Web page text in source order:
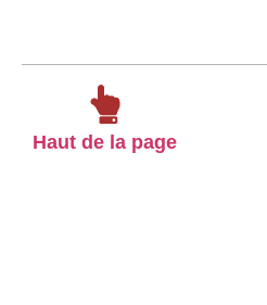
Haut de la page